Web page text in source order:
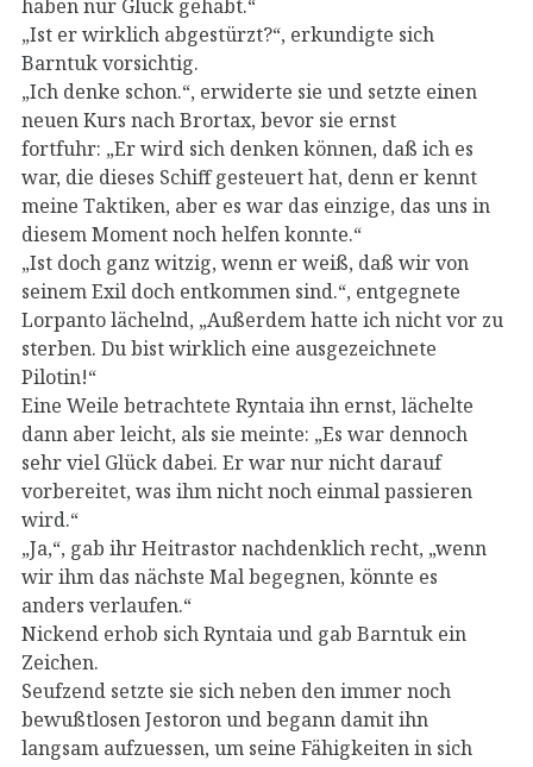
haben nur Glück gehabt.“
„Ist er wirklich abgestürzt?“, erkundigte sich
Barntuk vorsichtig.
„Ich denke schon.“, erwiderte sie und setzte einen
neuen Kurs nach Brortax, bevor sie ernst
fortfuhr: „Er wird sich denken können, daß ich es
war, die dieses Schiff gesteuert hat, denn er kennt
meine Taktiken, aber es war das einzige, das uns in
diesem Moment noch helfen konnte.“
„Ist doch ganz witzig, wenn er weiß, daß wir von
seinem Exil doch entkommen sind.“, entgegnete
Lorpanto lächelnd, „Außerdem hatte ich nicht vor zu
sterben. Du bist wirklich eine ausgezeichnete
Pilotin!“
Eine Weile betrachtete Ryntaia ihn ernst, lächelte
dann aber leicht, als sie meinte: „Es war dennoch
sehr viel Glück dabei. Er war nur nicht darauf
vorbereitet, was ihm nicht noch einmal passieren
wird.“
„Ja,“, gab ihr Heitrastor nachdenklich recht, „wenn
wir ihm das nächste Mal begegnen, könnte es
anders verlaufen.“
Nickend erhob sich Ryntaia und gab Barntuk ein
Zeichen.
Seufzend setzte sie sich neben den immer noch
bewußtlosen Jestoron und begann damit ihn
langsam aufzuessen, um seine Fähigkeiten in sich